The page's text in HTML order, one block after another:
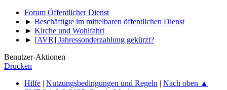
Forum Öffentlicher Dienst
► Beschäftigte im mittelbaren öffentlichen Dienst
► Kirche und Wohlfahrt
► [AVR] Jahressonderzahlung gekürzt?
Benutzer-Aktionen
Drucken
Hilfe | Nutzungsbedingungen und Regeln | Nach oben ▲